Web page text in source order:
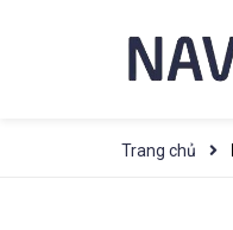
Trang chủ